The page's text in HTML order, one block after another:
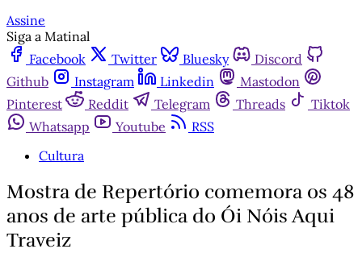
Assine
Siga a Matinal
Facebook
Twitter Bluesky
Discord
Github
Instagram Linkedin
Mastodon
Pinterest
Reddit Telegram Threads
Tiktok
Whatsapp
Youtube
RSS
Cultura
Mostra de Repertório comemora os 48
anos de arte pública do Ói Nóis Aqui
Traveiz